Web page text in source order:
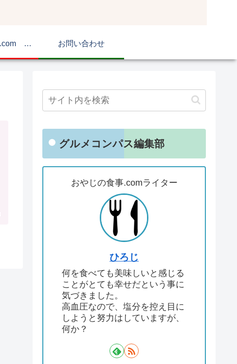
おやじの食事.com マップ お問い合わせ
グルメコンパス編集部
おやじの食事.comライター
ひろじ
何を食べても美味しいと感じる
ことがとても幸せだという事に
気づきました。
高血圧なので、塩分を控え目に
しようと努力はしていますが、
何か？